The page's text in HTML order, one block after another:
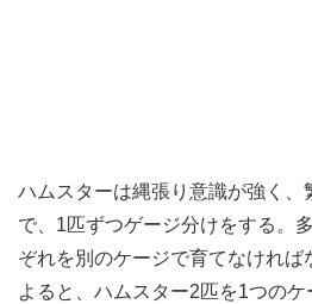
ハムスターは縄張り意識が強く、
で、1匹ずつゲージ分けをする。
ぞれを別のケージで育てなければ
よると、ハムスター2匹を1つのケ